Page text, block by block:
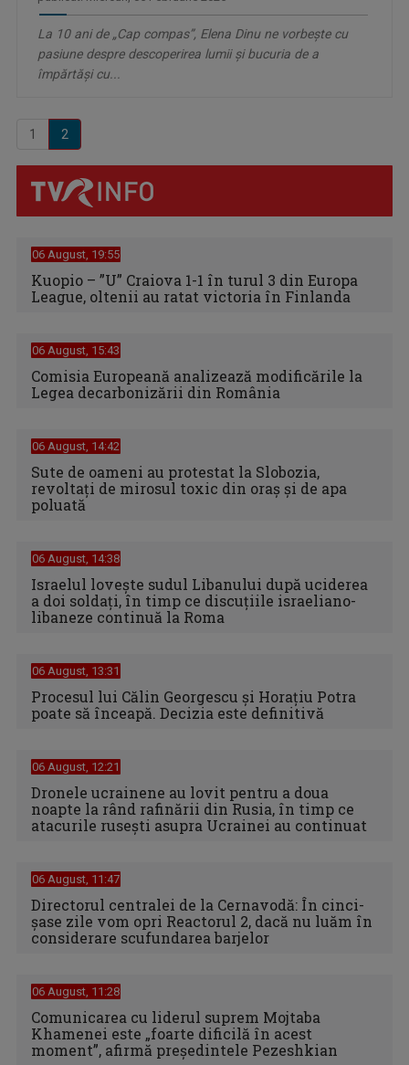
La 10 ani de „Cap compas”, Elena Dinu ne vorbeşte cu
pasiune despre descoperirea lumii şi bucuria de a
împărtăşi cu...
1 2
06 August, 19:55
Kuopio – ”U” Craiova 1-1 în turul 3 din Europa
League, oltenii au ratat victoria în Finlanda
06 August, 15:43
Comisia Europeană analizează modificările la
Legea decarbonizării din România
06 August, 14:42
Sute de oameni au protestat la Slobozia,
revoltați de mirosul toxic din oraș și de apa
poluată
06 August, 14:38
Israelul loveşte sudul Libanului după uciderea
a doi soldaţi, în timp ce discuţiile israeliano-
libaneze continuă la Roma
06 August, 13:31
Procesul lui Călin Georgescu și Horațiu Potra
poate să înceapă. Decizia este definitivă
06 August, 12:21
Dronele ucrainene au lovit pentru a doua
noapte la rând rafinării din Rusia, în timp ce
atacurile rusești asupra Ucrainei au continuat
06 August, 11:47
Directorul centralei de la Cernavodă: În cinci-
şase zile vom opri Reactorul 2, dacă nu luăm în
considerare scufundarea barjelor
06 August, 11:28
Comunicarea cu liderul suprem Mojtaba
Khamenei este „foarte dificilă în acest
moment”, afirmă preşedintele Pezeshkian